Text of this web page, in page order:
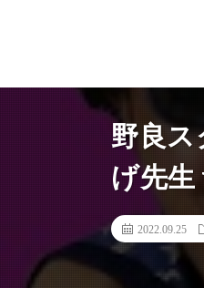
野良
げ先
2022.09.25